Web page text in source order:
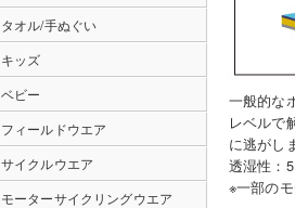
一般的な
レベルで
に逃がし
透湿性：
※一部の
タオル/手ぬぐい
キッズ
ベビー
フィールドウエア
サイクルウエア
モーターサイクリングウエア